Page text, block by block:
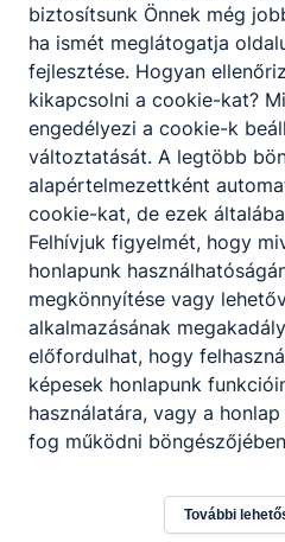
Baranya Vármegyei
biztosítsunk Önnek még
ha ismét meglátogatja
fejlesztése. Hogyan
kikapcsolni a cookie-kat?
engedélyezi a cookie-k
változtatását. A legtöbb
alapértelmezettként
cookie-kat, de ezek
Felhívjuk figyelmét, hogy
honlapunk
megkönnyítése vagy
alkalmazásának
előfordulhat, hogy
képesek honlapunk
használatára, vagy a
fog működni
További